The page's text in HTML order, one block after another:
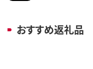
おすすめ返礼品